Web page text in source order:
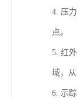
4. 压
点。
5. 红
域，从
6. 示